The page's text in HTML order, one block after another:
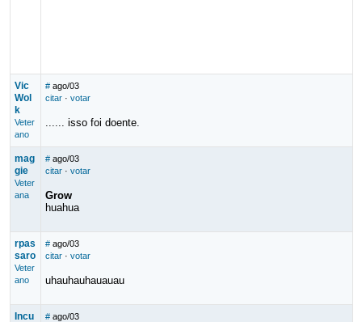
Vic
Wol
k
Veter
ano
# ago/03
citar· votar
...... isso foi doente.
mag
gie
Veter
ana
# ago/03
citar· votar
Grow
huahua
rpas
saro
Veter
ano
# ago/03
citar· votar
uhauhauhauauau
Incu
# ago/03